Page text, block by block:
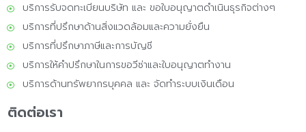
บริการรับจดทะเบียนบริษัท และ ขอใบอนุญาตดำเนินธุรกิจต่างๆ
บริการที่ปรึกษาด้านสิ่งแวดล้อมและความยั่งยืน
บริการที่ปรึกษาภาษีและการบัญชี
บริการให้คำปรึกษาในการขอวีซ่าและใบอนุญาตทำงาน
บริการด้านทรัพยากรบุคคล และ จัดทำระบบเงินเดือน
ติดต่อเรา